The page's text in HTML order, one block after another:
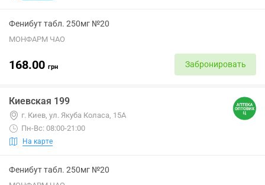
Фенибут табл. 250мг №20
МОНФАРМ ЧАО
168.00 грн Забронировать
Киевская 199
г. Киев, ул. Якуба Коласа, 15А
Пн-Вс: 08:00-21:00
На карте
Фенибут табл. 250мг №20